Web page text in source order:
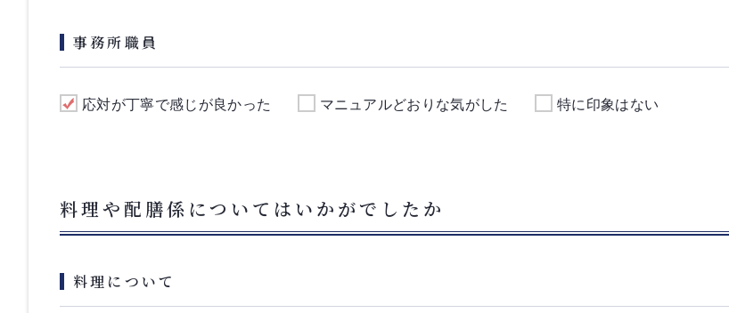
事務所職員
応対が丁寧で感じが良かった マニュアルどおりな気がした 特に印象はない
料理や配膳係についてはいかがでしたか
料理について